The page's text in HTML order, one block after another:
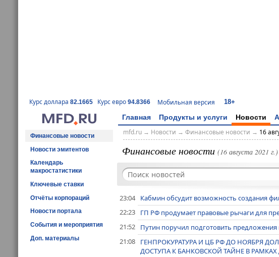
Курс доллара 82.1665 Курс евро 94.8366 Мобильная версия 18+
Главная Продукты и услуги Новости
Финансовые новости
Новости эмитентов
Календарь
макростатистики
Ключевые ставки
Отчёты корпораций
Новости портала
События и мероприятия
Доп. материалы
mfd.ru→ Новости → Финансовые новости → 16
Финансовые новости (16 августа 2021 г.)
23:04
Кабмин обсудит возможность создания
22:23
ГП РФ продумает правовые рычаги для
21:52
Путин поручил подготовить
21:08
ГЕНПРОКУРАТУРА И ЦБ РФ ДО НОЯБРЯ
ДОСТУПА К БАНКОВСКОЙ ТАЙНЕ В